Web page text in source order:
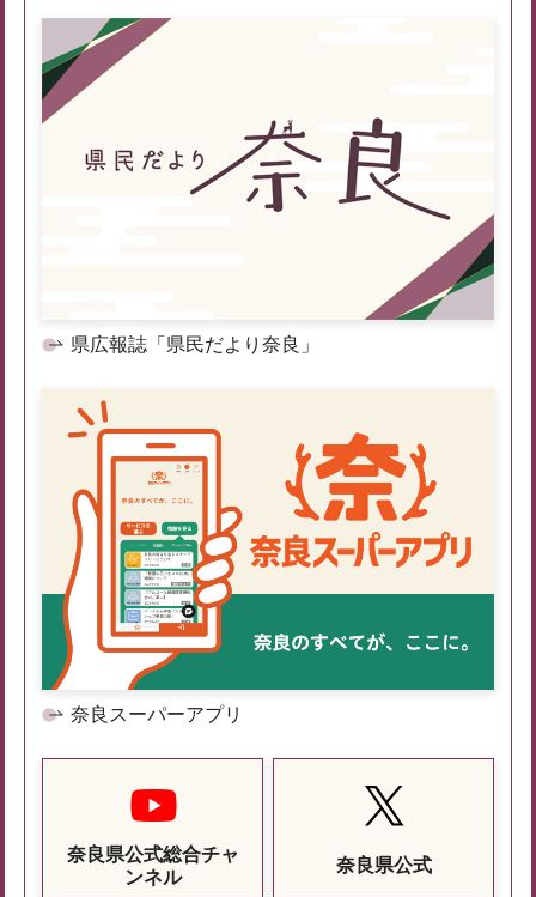
県広報誌「県民だより奈良」
奈良スーパーアプリ
奈良県公式総合チャ
ンネル
奈良県公式